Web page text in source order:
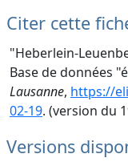
Citer cette
"Heberlein-
Base de données
Lausanne, https://
02-19. (version du
Versions